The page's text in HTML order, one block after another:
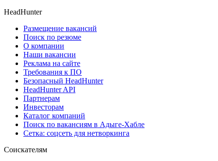
HeadHunter
Размещение вакансий
Поиск по резюме
О компании
Наши вакансии
Реклама на сайте
Требования к ПО
Безопасный HeadHunter
HeadHunter API
Партнерам
Инвесторам
Каталог компаний
Поиск по вакансиям в Адыге-Хабле
Сетка: соцсеть для нетворкинга
Соискателям